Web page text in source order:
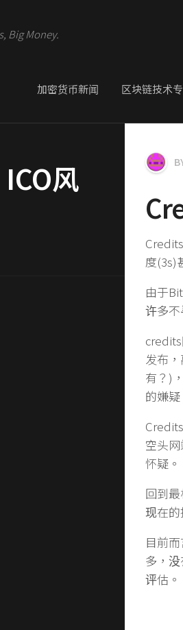
Big Money.
加密货币新闻 区块链技术
风
度(3s)
由于
许多不
发布
有？)
的嫌疑
空头
怀疑。
回到
现在
目前
多，
评估。